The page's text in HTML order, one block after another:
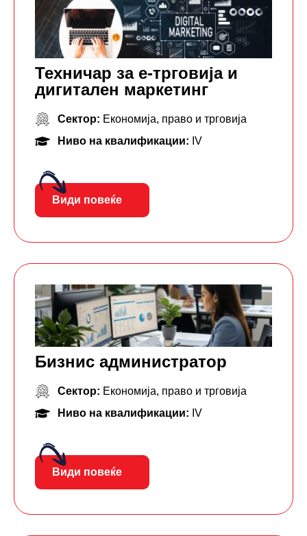
Техничар за е-трговија и
дигитален маркетинг
Сектор: Економија, право и трговија
Ниво на квалификации: IV
Види повеќе
Бизнис администратор
Сектор: Економија, право и трговија
Ниво на квалификации: IV
Види повеќе